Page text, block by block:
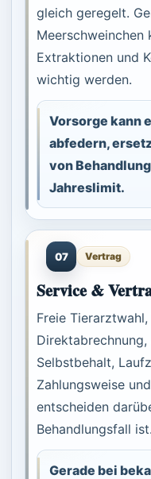
gleich geregelt.
Meerschweinchen
Extraktionen und
wichtig werden.
Vorsorge kann
abfedern,
von
Jahreslimit.
07 Vertrag
Service &
Freie
Selbstbehalt,
Zahlungsweise
entscheiden
Behandlungsfall ist.
Gerade bei